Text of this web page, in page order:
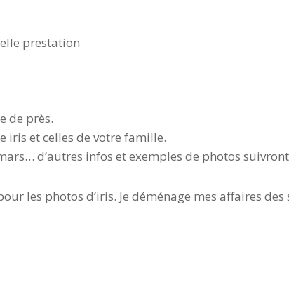
prestation
de près.
iris et celles de votre famille.
d’autres infos et exemples de photos
les photos d’iris. Je déménage mes affaires des